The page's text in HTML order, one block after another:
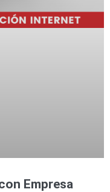
Empresa